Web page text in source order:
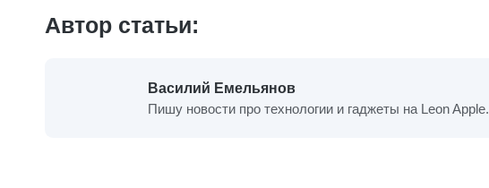
Автор статьи:
Василий Емельянов
Пишу новости про технологии и гаджеты на Leon Apple.